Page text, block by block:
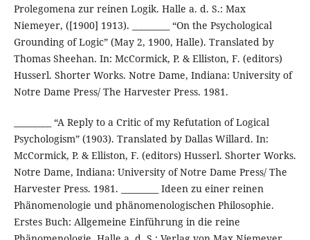
Prolegomena zur reinen Logik. Halle a. d. S.: Max
Niemeyer, ([1900] 1913). _________ “On the Psychological
Grounding of Logic” (May 2, 1900, Halle). Translated by
Thomas Sheehan. In: McCormick, P. & Elliston, F. (editors)
Husserl. Shorter Works. Notre Dame, Indiana: University of
Notre Dame Press/ The Harvester Press. 1981.
_________ “A Reply to a Critic of my Refutation of Logical
Psychologism” (1903). Translated by Dallas Willard. In:
McCormick, P. & Elliston, F. (editors) Husserl. Shorter Works.
Notre Dame, Indiana: University of Notre Dame Press/ The
Harvester Press. 1981. _________ Ideen zu einer reinen
Phänomenologie und phänomenologischen Philosophie.
Erstes Buch: Allgemeine Einführung in die reine